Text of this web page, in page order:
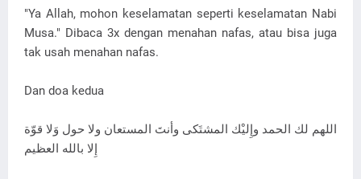
"Ya Allah, mohon keselamatan seperti keselamatan Nabi
Musa." Dibaca 3x dengan menahan nafas, atau bisa juga
tak usah menahan nafas.
Dan doa kedua
اللهم لك الحمد وإِليْك المشتَكى وأنتَ المستعان ولا حول وَلا قوّة
إِلا بالله العظيم